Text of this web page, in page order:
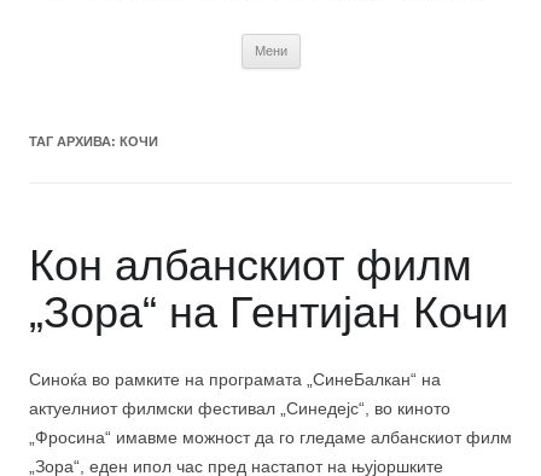
Мени
ТАГ АРХИВА: КОЧИ
Кон албанскиот филм
„Зора“ на Гентијан Кочи
Синоќа во рамките на програмата „СинеБалкан“ на
актуелниот филмски фестивал „Синедејс“, во киното
„Фросина“ имавме можност да го гледаме албанскиот филм
„Зора“, еден ипол час пред настапот на њујоршките